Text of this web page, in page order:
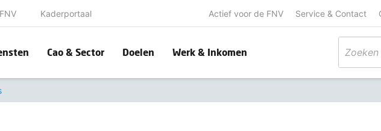
Kaderportaal Actief voor de FNV Service & Contact
Cao & Sector Doelen Werk & Inkomen